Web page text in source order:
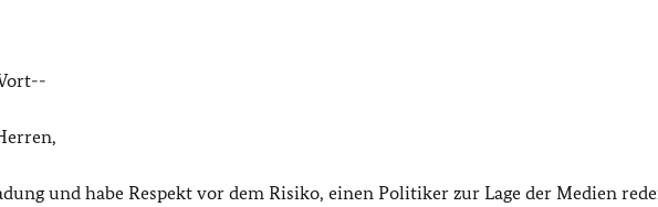
und habe Respekt vor dem Risiko, einen Politiker zur Lage der Medien